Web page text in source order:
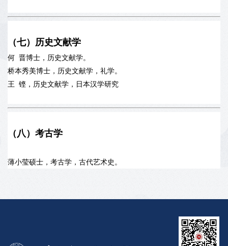
（七）历史文献学
何 晋博士，历史文献学。
桥本秀美博士，历史文献学，礼学。
王 铿，历史文献学，日本汉学研究
（八）考古学
薄小莹硕士，考古学，古代艺术史。